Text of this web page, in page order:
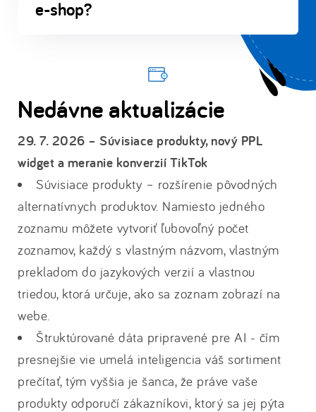
e-shop?
Nedávne aktualizácie
29. 7. 2026 – Súvisiace produkty, nový PPL
widget a meranie konverzií TikTok
Súvisiace produkty – rozšírenie pôvodných
alternatívnych produktov. Namiesto jedného
zoznamu môžete vytvoriť ľubovoľný počet
zoznamov, každý s vlastným názvom, vlastným
prekladom do jazykových verzií a vlastnou
triedou, ktorá určuje, ako sa zoznam zobrazí na
webe.
Štruktúrované dáta pripravené pre AI - čím
presnejšie vie umelá inteligencia váš sortiment
prečítať, tým vyššia je šanca, že práve vaše
produkty odporučí zákazníkovi, ktorý sa jej pýta